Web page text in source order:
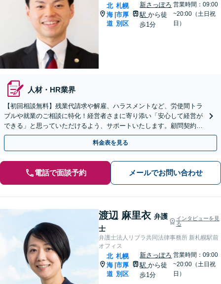
北
海
道
|
札幌
市厚
別区
新さっぽろ
駅から徒
歩1分
営業時間：09:00
~20:00（土日祝
日）
人材・HR業界
【初回相談無料】残業代請求や解雇、ハラスメントなど、労使間トラ
ブルや就業のご相談に特化！経営者さまに寄り添い「安心して経営が
できる」と思っていただけるよう、サポートいたします。顧問契約プ
ラン（月額1.1万円〜）複数あり！【休日・夜間相談可】
料金表を見る
電話で面談予約 メールでお問い合わせ
渡辺 麻里衣 弁護
士
インタビューを見
る
弁護士法人リブラ共同法律事務所 新札幌駅前
オフィス
北
海
道
|
札幌
市厚
別区
新さっぽろ
駅から徒
歩1分
営業時間：09:00
~20:00（土日祝
日）